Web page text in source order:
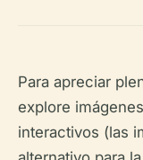
Para apreciar
explore
interactivos (las